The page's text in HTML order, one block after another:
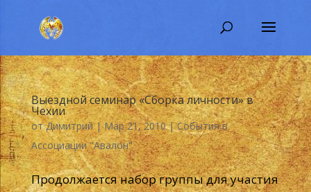
Выездной семинар «Сборка личности» в
Чехии
отДимитрий|Мар 21, 2010|События в
Ассоциации "Авалон"
Продолжается набор группы для участия